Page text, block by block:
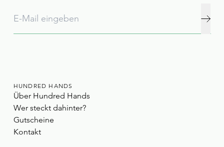
HUNDRED HANDS
Über Hundred Hands
Wer steckt dahinter?
Gutscheine
Kontakt